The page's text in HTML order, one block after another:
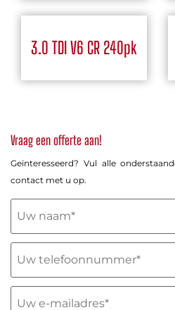
3.0 TDI V6 CR 240pk
Vraag een offerte aan!
Geïnteresseerd? Vul alle
contact met u op.
Uw
naam
Telefoon
(Vereist)
E-
mailadres